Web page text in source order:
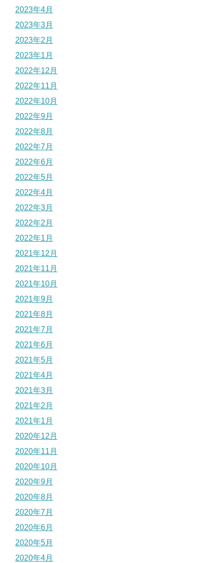
2023年4月
2023年3月
2023年2月
2023年1月
2022年12月
2022年11月
2022年10月
2022年9月
2022年8月
2022年7月
2022年6月
2022年5月
2022年4月
2022年3月
2022年2月
2022年1月
2021年12月
2021年11月
2021年10月
2021年9月
2021年8月
2021年7月
2021年6月
2021年5月
2021年4月
2021年3月
2021年2月
2021年1月
2020年12月
2020年11月
2020年10月
2020年9月
2020年8月
2020年7月
2020年6月
2020年5月
2020年4月